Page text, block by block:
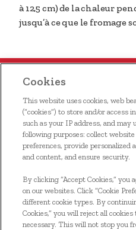
à 12,5 cm) de la chaleur
jusqu’à ce que le fromage
NOUS
Cookies
This website uses cookies, web
(“cookies”) to store and/or access
such as your IP address, and may
following purposes: collect
preferences, provide personalized
and content, and ensure security.
By clicking “Accept Cookies,” you
on our websites. Click “Cookie
different cookie types. By
Cookies,” you will reject all
necessary. This will not stop you